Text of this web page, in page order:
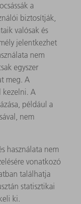
a
biztosítják,
valósak és
jelentkezhet
nem
egyszer
meg. A
kezelni. A
például a
nem
használata nem
vonatkozó
találhatja
statisztikai
ki.